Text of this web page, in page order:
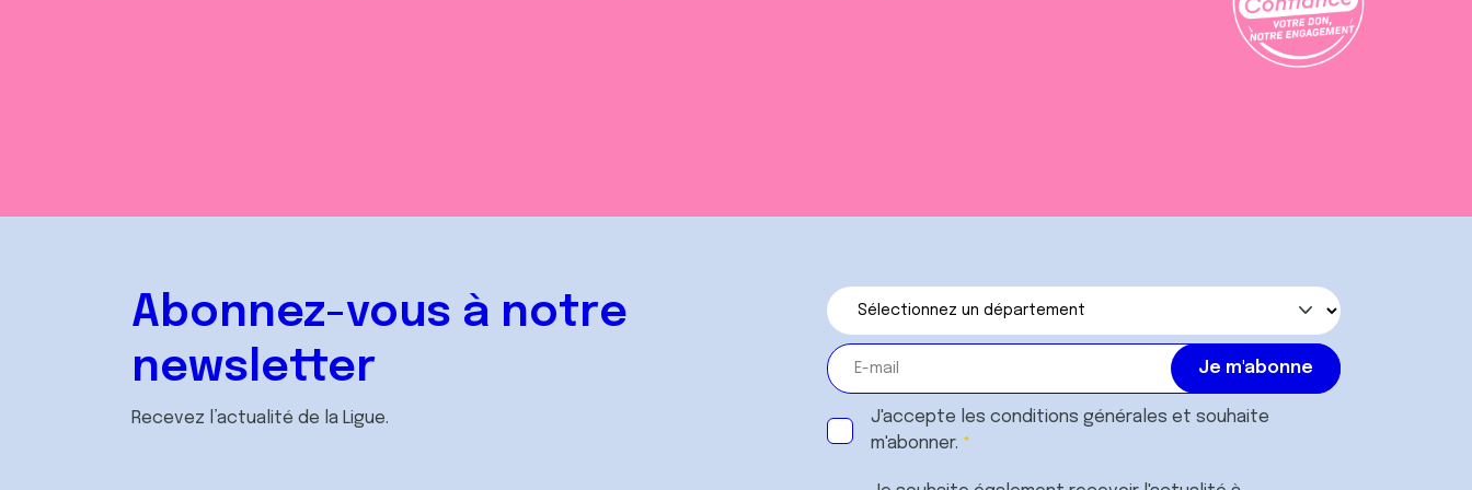
Abonnez-vous à notre
newsletter
Recevez l’actualité de la Ligue. J'accepte les conditions générales et souhaite
m'abonner.